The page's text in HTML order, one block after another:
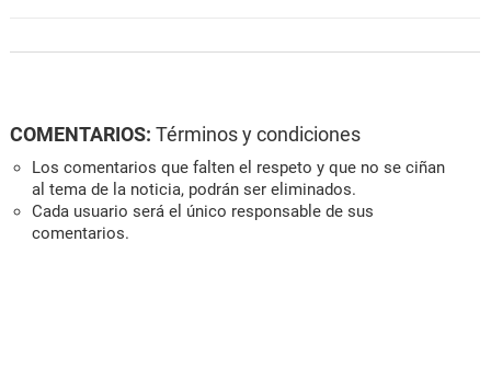
COMENTARIOS: Términos y condiciones
Los comentarios que falten el respeto y que no se ciñan
al tema de la noticia, podrán ser eliminados.
Cada usuario será el único responsable de sus
comentarios.